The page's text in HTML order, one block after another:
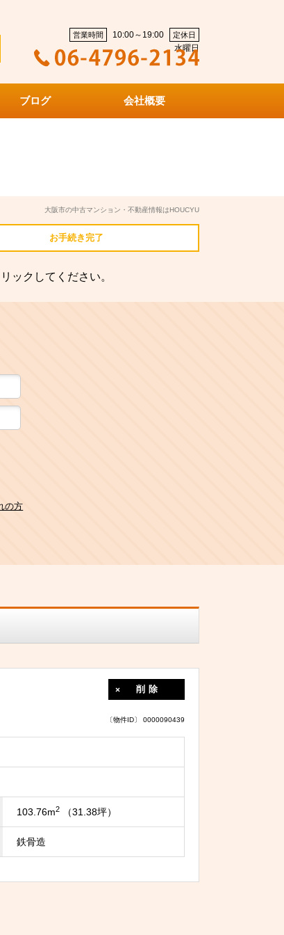
営業時間 10:00～19:00 定休日
水曜日
ブログ 会社概要
大阪市の中古マンション・不動産情報はHOUCYU
お手続き完了
ックしてください。
の方
削除
〔物件ID〕 0000090439
103.76m2 （31.38坪）
鉄骨造